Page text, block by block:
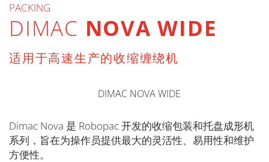
PACKING
DIMAC NOVA WIDE
适用于高速生产的收缩缠绕机
Dimac Nova 是 Robopac 开发的收缩包装和托盘成形机
系列，旨在为操作员提供最大的灵活性、易用性和维护
方便性。